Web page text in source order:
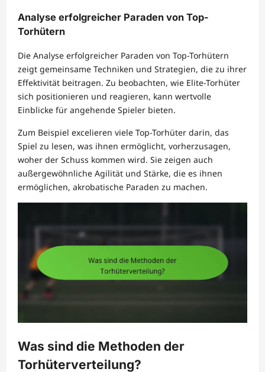
Analyse erfolgreicher Paraden von Top-
Torhütern
Die Analyse erfolgreicher Paraden von Top-Torhütern
zeigt gemeinsame Techniken und Strategien, die zu ihrer
Effektivität beitragen. Zu beobachten, wie Elite-Torhüter
sich positionieren und reagieren, kann wertvolle
Einblicke für angehende Spieler bieten.
Zum Beispiel excelieren viele Top-Torhüter darin, das
Spiel zu lesen, was ihnen ermöglicht, vorherzusagen,
woher der Schuss kommen wird. Sie zeigen auch
außergewöhnliche Agilität und Stärke, die es ihnen
ermöglichen, akrobatische Paraden zu machen.
Was sind die Methoden der
Torhüterverteilung?